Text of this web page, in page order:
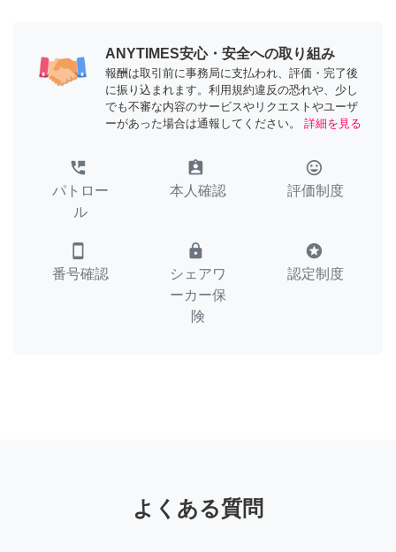
ANYTIMES安心・安全への取り組み
報酬は取引前に事務局に支払われ、評価・完了後
に振り込まれます。利用規約違反の恐れや、少し
でも不審な内容のサービスやリクエストやユーザ
ーがあった場合は通報してください。
詳細を見る
perm_phone_msg
パトロー
ル
assignment_ind
本人確認
tag_faces
評価制度
smartphone
番号確認
lock
シェアワ
ーカー保
険
stars
認定制度
よくある質問